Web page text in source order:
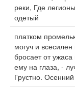
реки, Где
одетый
платком
могуч и
бросает от ужаса
ему на глаза, -
Грустно.